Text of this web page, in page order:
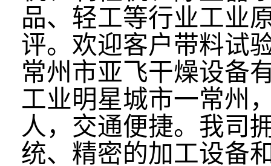
品、轻工等行业工业
评。欢迎客户带料试
常州市亚飞干燥设备
工业明星城市一常州
人，交通便捷。我司
统、精密的加工设备